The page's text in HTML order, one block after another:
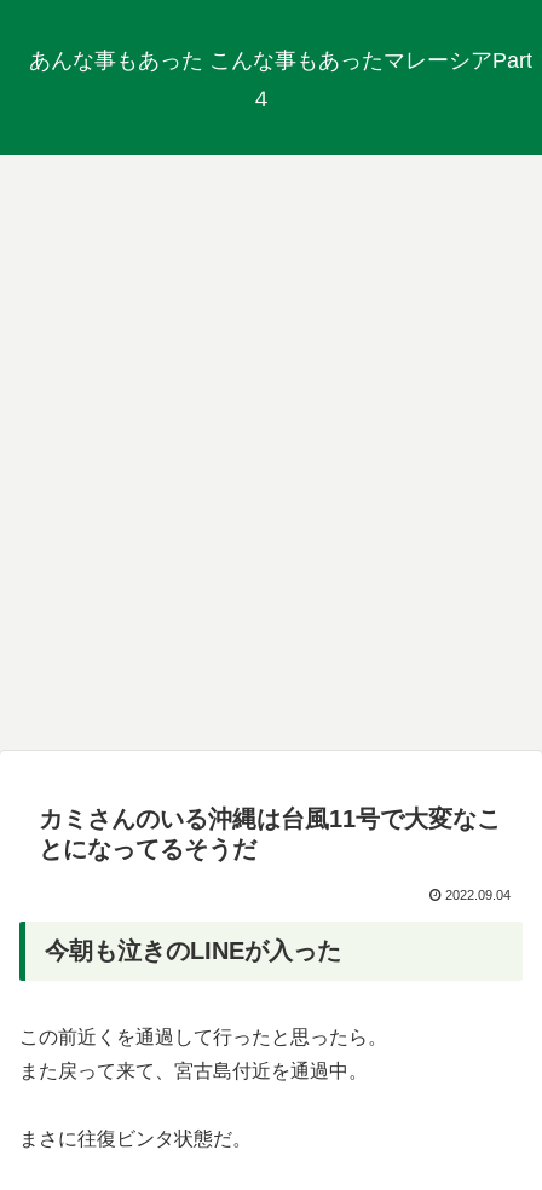
あんな事もあった こんな事もあったマレーシアPart
４
カミさんのいる沖縄は台風11号で大変なこ
とになってるそうだ
2022.09.04
今朝も泣きのLINEが入った
この前近くを通過して行ったと思ったら。
また戻って来て、宮古島付近を通過中。
まさに往復ビンタ状態だ。